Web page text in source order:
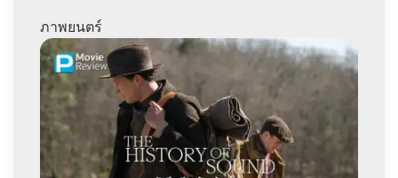
ภาพยนตร์